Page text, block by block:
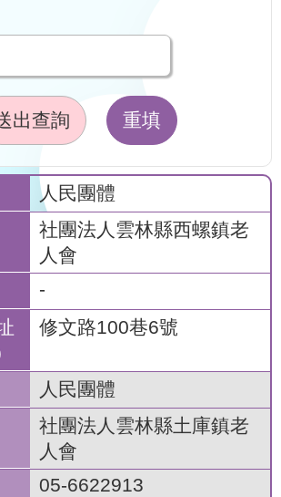
出查詢 重填
人民團體
社團法人雲林縣西螺鎮老
人會
-
修文路100巷6號
人民團體
社團法人雲林縣土庫鎮老
人會
05-6622913